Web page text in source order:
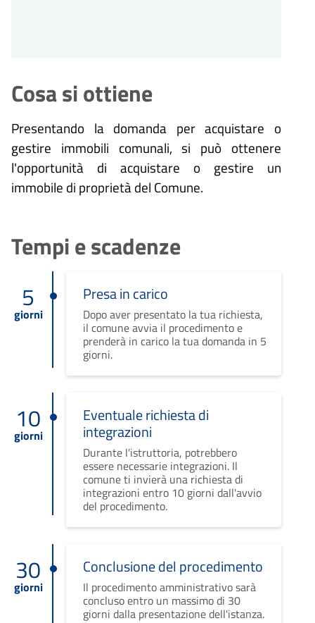
Cosa si ottiene
Presentando la domanda per acquistare o
gestire immobili comunali, si può ottenere
l'opportunità di acquistare o gestire un
immobile di proprietà del Comune.
Tempi e scadenze
5
giorni
Presa in carico
Dopo aver presentato la tua richiesta,
il comune avvia il procedimento e
prenderà in carico la tua domanda in 5
giorni.
10
giorni
Eventuale richiesta di
integrazioni
Durante l'istruttoria, potrebbero
essere necessarie integrazioni. Il
comune ti invierà una richiesta di
integrazioni entro 10 giorni dall'avvio
del procedimento.
30
giorni
Conclusione del procedimento
Il procedimento amministrativo sarà
concluso entro un massimo di 30
giorni dalla presentazione dell'istanza.